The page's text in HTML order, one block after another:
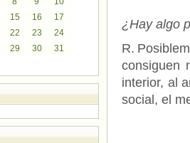
¿Hay algo
R.
consiguen
interior, al
social, el
15 16
17
22 23
24
29 30 31